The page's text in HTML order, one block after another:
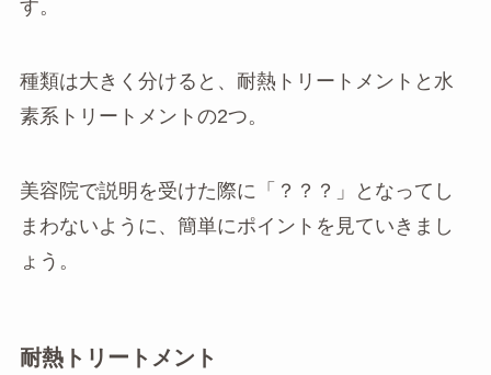
す。
種類は大きく分けると、耐熱トリートメントと水
素系トリートメントの2つ。
美容院で説明を受けた際に「？？？」となってし
まわないように、簡単にポイントを見ていきまし
ょう。
耐熱トリートメント